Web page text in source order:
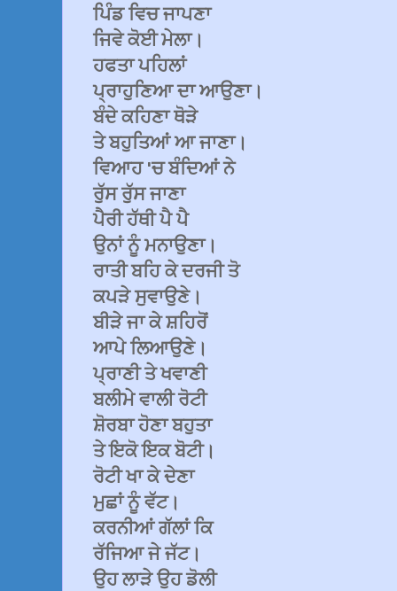
ਪਿੰਡ ਵਿਚ ਜਾਪਣਾ
ਜਿਵੇ ਕੋਈ ਮੇਲਾ।
ਹਫਤਾ ਪਹਿਲਾਂ
ਪ੍ਰਾਹੁਣਿਆ ਦਾ ਆਉਣਾ।
ਬੰਦੇ ਕਹਿਣਾ ਥੋੜੇ
ਤੇ ਬਹੁਤਿਆਂ ਆ ਜਾਣਾ।
ਵਿਆਹ 'ਚ ਬੰਦਿਆਂ ਨੇ
ਰੁੱਸ ਰੁੱਸ ਜਾਣਾ
ਪੈਰੀ ਹੱਥੀ ਪੈ ਪੈ
ਉਨਾਂ ਨੂੰ ਮਨਾਉਣਾ।
ਰਾਤੀ ਬਹਿ ਕੇ ਦਰਜੀ ਤੋ
ਕਪੜੇ ਸੁਵਾਉਣੇ।
ਬੀੜੇ ਜਾ ਕੇ ਸ਼ਹਿਰੋਂ
ਆਪੇ ਲਿਆਉਣੇ।
ਪ੍ਰਾਣੀ ਤੇ ਖਵਾਣੀ
ਬਲੀਮੇ ਵਾਲੀ ਰੋਟੀ
ਸ਼ੋਰਬਾ ਹੋਣਾ ਬਹੁਤਾ
ਤੇ ਇਕੋ ਇਕ ਬੋਟੀ।
ਰੋਟੀ ਖਾ ਕੇ ਦੇਣਾ
ਮੁਛਾਂ ਨੂੰ ਵੱਟ।
ਕਰਨੀਆਂ ਗੱਲਾਂ ਕਿ
ਰੱਜਿਆ ਜੇ ਜੱਟ।
ਉਹ ਲਾੜੇ ਉਹ ਡੋਲੀ